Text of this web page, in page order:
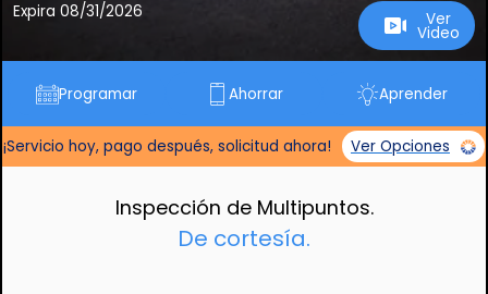
Expira 08/31/2026 Ver
Video
Programar Ahorrar Aprender
¡Servicio hoy, pago después, solicitud ahora! Ver Opciones
Inspección de Multipuntos.
De cortesía.